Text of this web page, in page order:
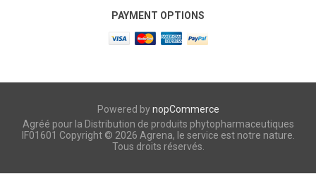
PAYMENT OPTIONS
Powered bynopCommerce
Agréé pour la Distribution de produits phytopharmaceutiques
IF01601 Copyright © 2026 Agrena, le service est notre nature.
Tous droits réservés.